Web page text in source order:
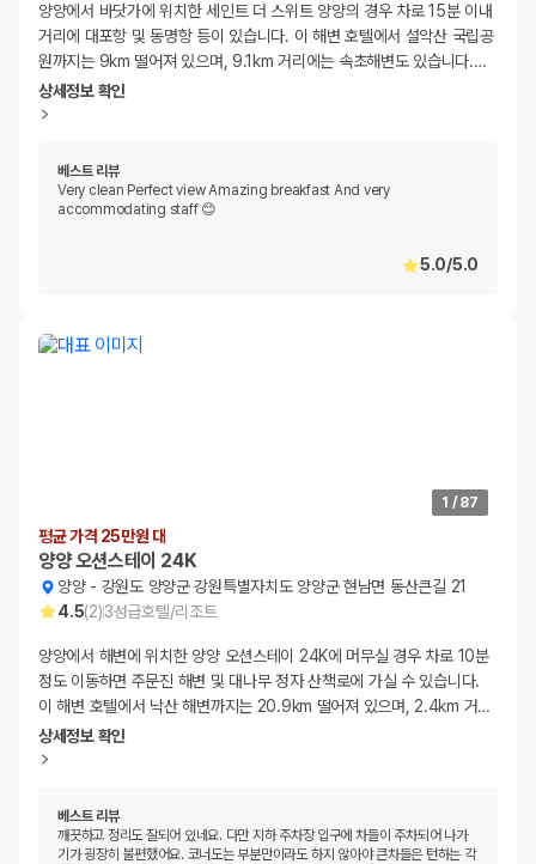
양양에서 바닷가에 위치한 세인트 더 스위트 양양의 경우 차로 15분 이내
거리에 대포항 및 동명항 등이 있습니다. 이 해변 호텔에서 설악산 국립공
원까지는 9km 떨어져 있으며, 9.1km 거리에는 속초해변도 있습니다.…
상세정보 확인
베스트 리뷰
Very clean Perfect view Amazing breakfast And very
accommodating staff 😊
5.0/5.0
1 / 87
평균 가격 25만원 대
양양 오션스테이 24K
양양- 강원도 양양군 강원특별자치도 양양군 현남면 동산큰길 21
4.5(2)3성급호텔/리조트
양양에서 해변에 위치한 양양 오션스테이 24K에 머무실 경우 차로 10분
정도 이동하면 주문진 해변 및 대나무 정자 산책로에 가실 수 있습니다.
이 해변 호텔에서 낙산 해변까지는 20.9km 떨어져 있으며, 2.4km 거…
상세정보 확인
베스트 리뷰
깨끗하고 정리도 잘되어 있네요. 다만 지하 주차장 입구에 차들이 주차되어 나가
기가 굉장히 불편했어요. 코너도는 부분만이라도 하지 않아야 큰차들은 턴하는 각